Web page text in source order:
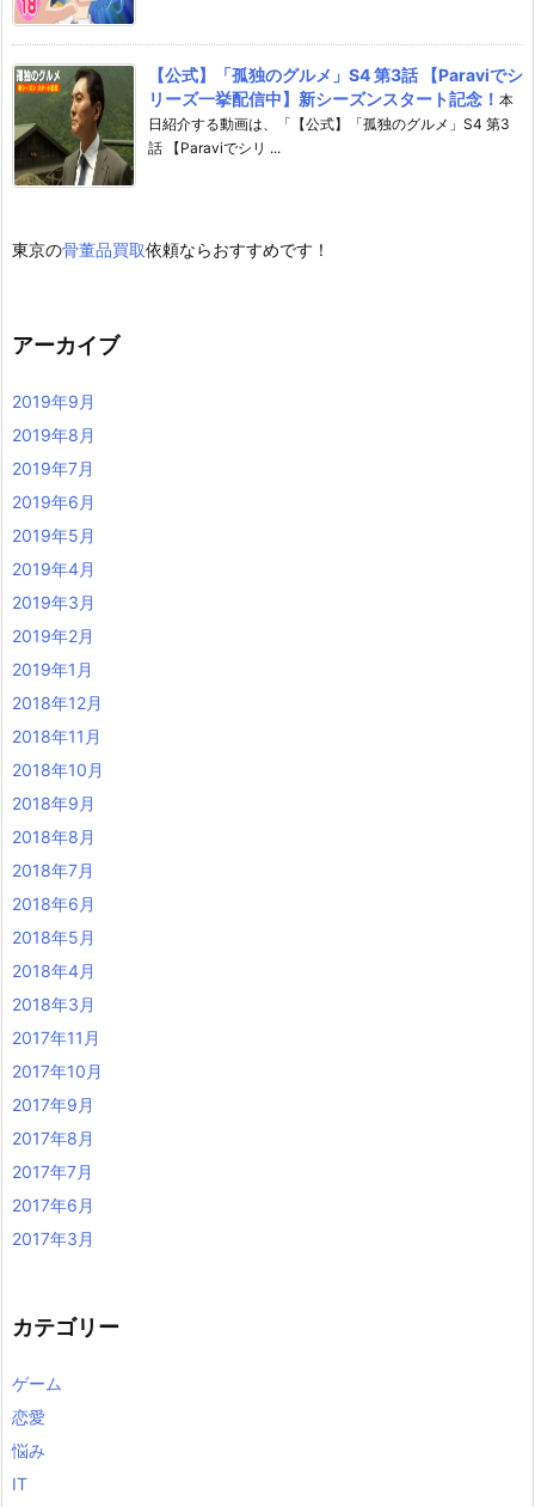
【公式】「孤独のグルメ」S4 第3話 【Paraviでシ
リーズ一挙配信中】新シーズンスタート記念！ 本
日紹介する動画は、「【公式】「孤独のグルメ」S4 第3
話 【Paraviでシリ ...
東京の骨董品買取依頼ならおすすめです！
アーカイブ
2019年9月
2019年8月
2019年7月
2019年6月
2019年5月
2019年4月
2019年3月
2019年2月
2019年1月
2018年12月
2018年11月
2018年10月
2018年9月
2018年8月
2018年7月
2018年6月
2018年5月
2018年4月
2018年3月
2017年11月
2017年10月
2017年9月
2017年8月
2017年7月
2017年6月
2017年3月
カテゴリー
ゲーム
恋愛
悩み
IT